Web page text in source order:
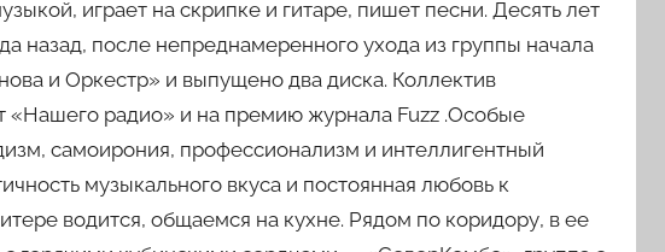
играет на скрипке и гитаре, пишет песни. Десять лет
назад, после непреднамеренного ухода из группы начала
и Оркестр» и выпущено два диска. Коллектив
радио» и на премию журнала Fuzz .Особые
самоирония, профессионализм и интеллигентный
музыкального вкуса и постоянная любовь к
водится, общаемся на кухне. Рядом по коридору, в ее